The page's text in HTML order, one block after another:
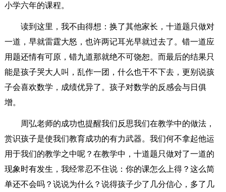
小学六年的课程。
读到这里，我不由得想：换了其他家长，十道题只做对
一道，早就雷霆大怒，也许两记耳光早就过去了。错一道应
用题还情有可原，错九道那就绝不可饶恕。而最后的结果只
能是孩子哭大人叫，乱作一团，什么也干不下去，更别说孩
子会喜欢数学，成绩优异了。孩子对数学的反感会与日俱
增。
周弘老师的成功也提醒我们反思我们在教学中的做法，
赏识孩子是使我们教育成功的有力武器。我们何不拿起他运
用于我们的教学之中呢？在教学中，十道题只做对了一道的
现象时有发生，我经常忍不住说：你的课怎么上得？这么简
单还不会吗？说说为什么？说得孩子少了几分信心，多了几